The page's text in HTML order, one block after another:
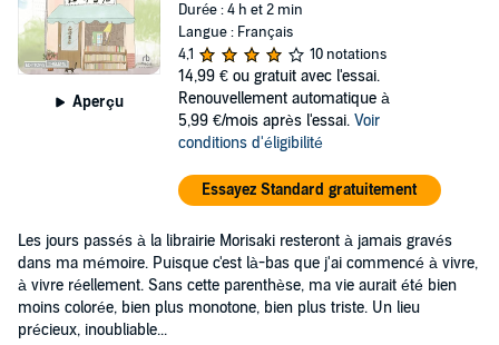
Aperçu
Durée : 4 h et 2 min
Langue : Français
4,1
10 notations
14,99 € ou gratuit avec l'essai.
Renouvellement automatique à
5,99 €/mois après l'essai. Voir
conditions d'éligibilité
Essayez Standard gratuitement
Les jours passés à la librairie Morisaki resteront à jamais gravés
dans ma mémoire. Puisque c'est là-bas que j'ai commencé à vivre,
à vivre réellement. Sans cette parenthèse, ma vie aurait été bien
moins colorée, bien plus monotone, bien plus triste. Un lieu
précieux, inoubliable...